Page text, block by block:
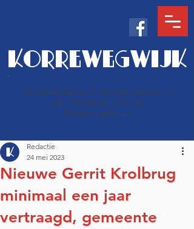
KORREWEGWIJK
De Korrewegwijk Groningen bestaat uit
de Indische buurt & de
Professorenbuurt
Nieuwe Gerrit Krolbrug
minimaal een jaar
vertraagd, gemeente
Redactie
24 mei 2023